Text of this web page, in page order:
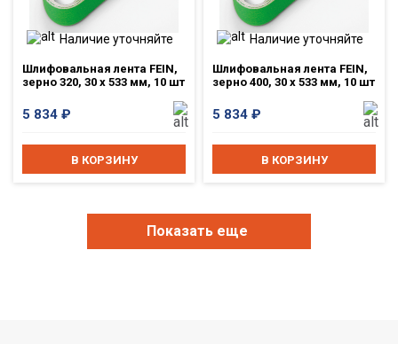
Наличие уточняйте
Шлифовальная лента FEIN,
зерно 320, 30 x 533 мм, 10 шт
5 834 ₽
В КОРЗИНУ
Наличие уточняйте
Шлифовальная лента FEIN,
зерно 400, 30 x 533 мм, 10 шт
5 834 ₽
В КОРЗИНУ
Показать еще